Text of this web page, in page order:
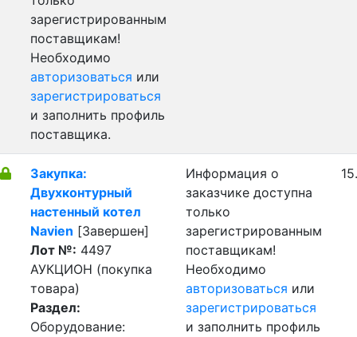
зарегистрированным
поставщикам!
Необходимо
авторизоваться или
зарегистрироваться
и заполнить профиль
поставщика.
Закупка:
Двухконтурный
настенный котел
Navien [Завершен]
Лот №: 4497
АУКЦИОН (покупка
товара)
Раздел:
Оборудование:
Информация о
заказчике доступна
только
зарегистрированным
поставщикам!
Необходимо
авторизоваться или
зарегистрироваться
и заполнить профиль